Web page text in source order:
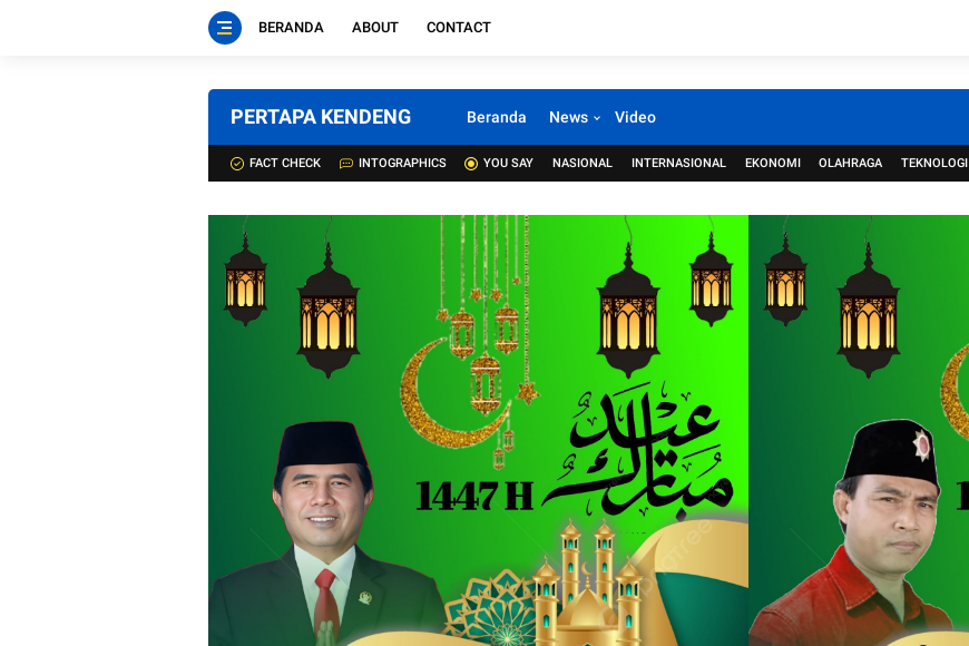
BERANDA ABOUT CONTACT
PERTAPA KENDENG Beranda News Video
FACT CHECK INTOGRAPHICS YOU SAY NASIONAL INTERNASIONAL EKONOMI OLAHRAGA TEKNOLOGI